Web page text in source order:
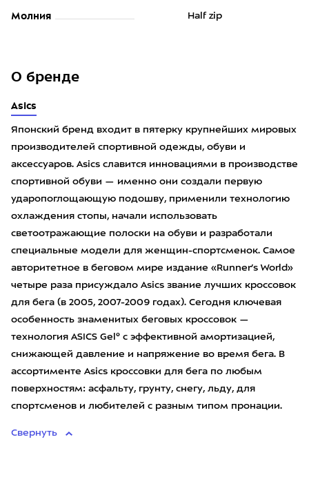
Молния Half zip
О бренде
Asics
Японский бренд входит в пятерку крупнейших мировых
производителей спортивной одежды, обуви и
аксессуаров. Asics славится инновациями в производстве
спортивной обуви — именно они создали первую
ударопоглощающую подошву, применили технологию
охлаждения стопы, начали использовать
светоотражающие полоски на обуви и разработали
специальные модели для женщин-спортсменок. Самое
авторитетное в беговом мире издание «Runner’s World»
четыре раза присуждало Asics звание лучших кроссовок
для бега (в 2005, 2007-2009 годах). Сегодня ключевая
особенность знаменитых беговых кроссовок —
технология ASICS Gel® с эффективной амортизацией,
снижающей давление и напряжение во время бега. В
ассортименте Asics кроссовки для бега по любым
поверхностям: асфальту, грунту, снегу, льду, для
спортсменов и любителей с разным типом пронации.
Свернуть